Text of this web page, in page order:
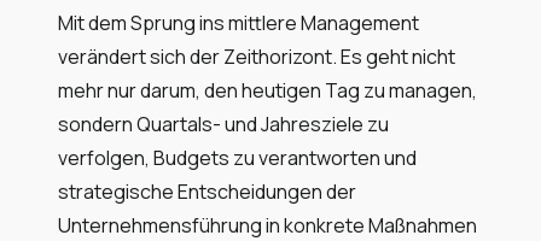
Mit dem Sprung ins mittlere Management
verändert sich der Zeithorizont. Es geht nicht
mehr nur darum, den heutigen Tag zu managen,
sondern Quartals- und Jahresziele zu
verfolgen, Budgets zu verantworten und
strategische Entscheidungen der
Unternehmensführung in konkrete Maßnahmen